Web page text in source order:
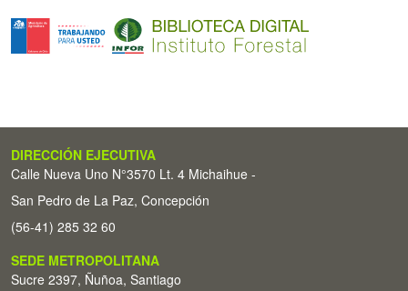
DIRECCIÓN EJECUTIVA
Calle Nueva Uno N°3570 Lt. 4 Michaihue -
San Pedro de La Paz, Concepción
(56-41) 285 32 60
SEDE METROPOLITANA
Sucre 2397, Ñuñoa, Santiago